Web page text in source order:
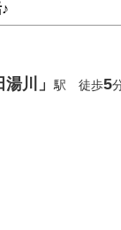
湯川」駅 徒歩5